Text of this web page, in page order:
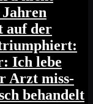
Jahren
auf der
Ich lebe
Arzt miss-
behandelt